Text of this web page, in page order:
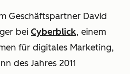
Geschäftspartner David
bei Cyberblick, einem
für digitales Marketing,
des Jahres 2011